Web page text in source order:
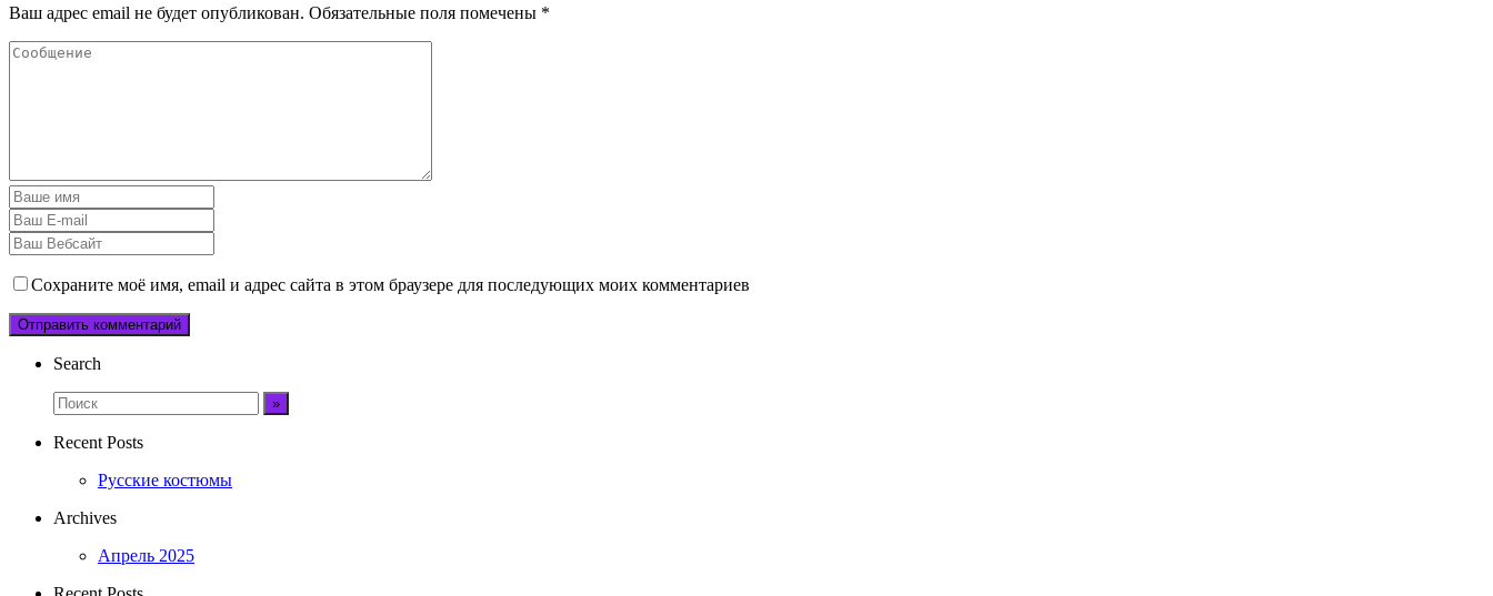
Ваш адрес email не будет опубликован. Обязательные поля помечены *
Сохраните моё имя, email и адрес сайта в этом браузере для последующих моих комментариев
Search
Recent Posts
Русские костюмы
Archives
Апрель 2025